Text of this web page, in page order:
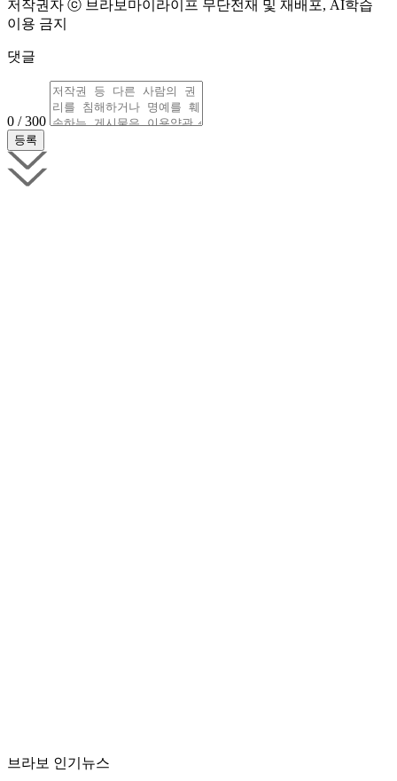
저작권자 ⓒ 브라보마이라이프 무단전재 및 재배포, AI학습
이용 금지
댓글
0 / 300
브라보 인기뉴스